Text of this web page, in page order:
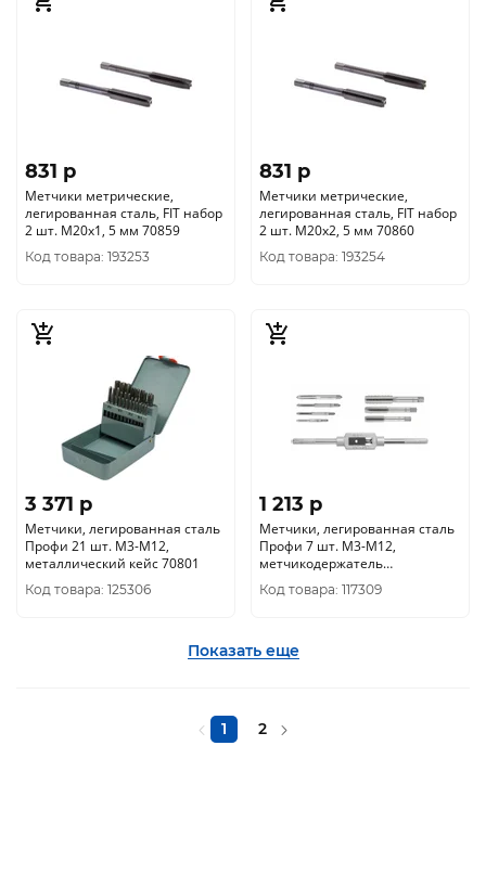
831 p
Метчики метрические,
легированная сталь, FIT набор
2 шт. М20х1, 5 мм 70859
Код товара: 193253
831 p
Метчики метрические,
легированная сталь, FIT набор
2 шт. М20х2, 5 мм 70860
Код товара: 193254
3 371 p
Метчики, легированная сталь
Профи 21 шт. М3-М12,
металлический кейс 70801
Код товара: 125306
1 213 p
Метчики, легированная сталь
Профи 7 шт. М3-М12,
метчикодержатель
универсальный, блистер
70802
Код товара: 117309
Показать еще
1 2